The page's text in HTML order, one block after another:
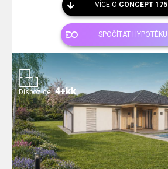
VÍCE O CONCEPT 175
SPOČÍTAT HYPOTÉKU
Dispozice: 4+kk